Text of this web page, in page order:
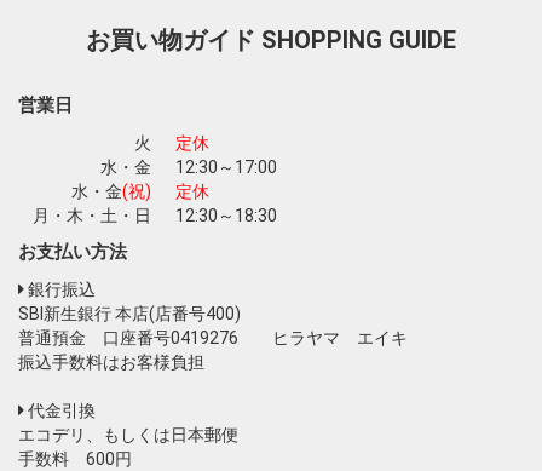
お買い物ガイド SHOPPING GUIDE
営業日
火
定休
水・金
12:30～17:00
水・金(祝)
定休
月・木・土・日
12:30～18:30
お支払い方法
銀行振込
SBI新生銀行 本店(店番号400)
普通預金 口座番号0419276 ヒラヤマ エイキ
振込手数料はお客様負担
代金引換
エコデリ、もしくは日本郵便
手数料 600円